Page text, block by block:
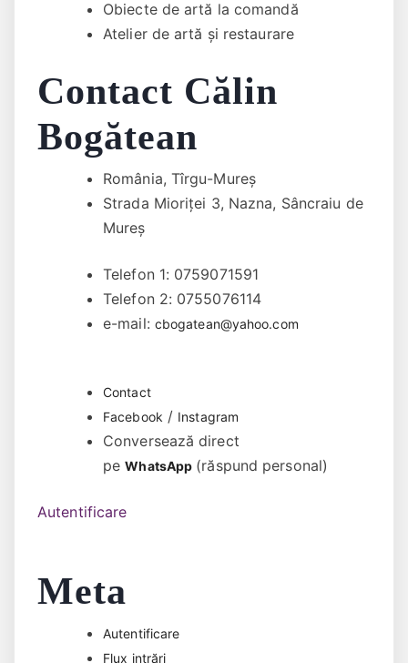
Obiecte de artă la comandă
Atelier de artă și restaurare
Contact Călin
Bogătean
România, Tîrgu-Mureș
Strada Mioriței 3, Nazna, Sâncraiu de
Mureș
Telefon 1: 0759071591
Telefon 2: 0755076114
e-mail: cbogatean@yahoo.com
Contact
Facebook / Instagram
Conversează direct
peWhatsApp (răspund personal)
Autentificare
Meta
Autentificare
Flux intrări